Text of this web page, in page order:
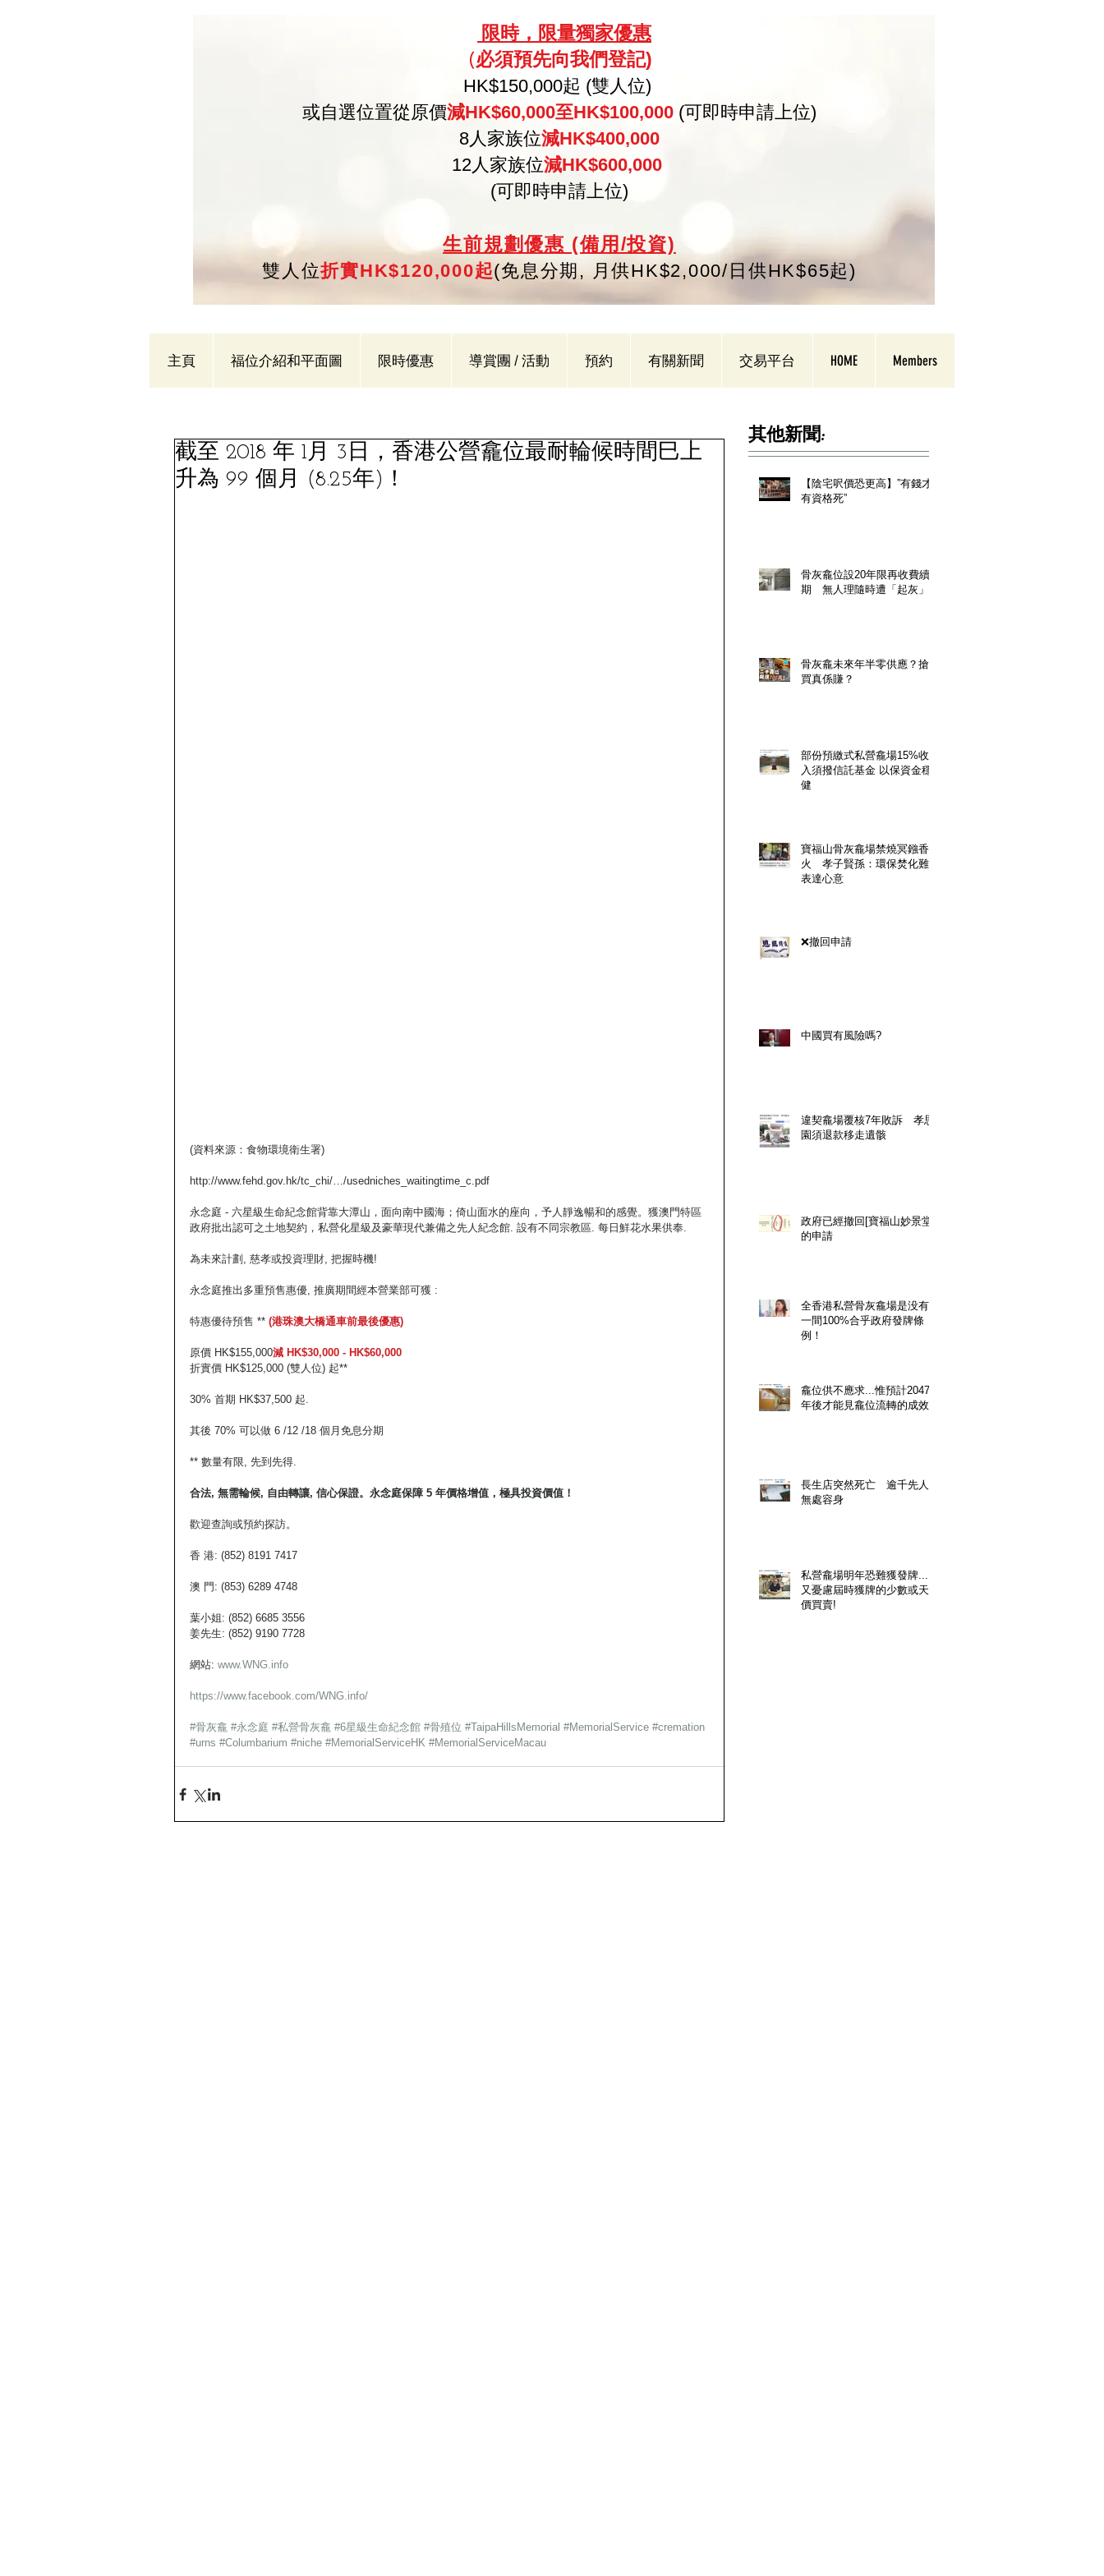
限時，限量獨家優惠
(必須預先向我們登記)
HK$150,000起 (雙人位)
或自選位置從原價減HK$60,000至HK$100,000 (可即時申請上位)
8人家族位減HK$400,000
12人家族位減HK$600,000
(可即時申請上位)
生前規劃優惠 (備用/投資)
雙人位折實HK$120,000起(免息分期, 月供HK$2,000/日供HK$65起)
主頁 福位介紹和平面圖 限時優惠 導賞團 / 活動 預約 有關新聞 交易平台 HOME Members
截至 2018 年 1月 3日，香港公營龕位最耐輪候時間巳上
升為 99 個月 (8.25年)！
(資料來源：食物環境衛生署)
http://www.fehd.gov.hk/tc_chi/…/usedniches_waitingtime_c.pdf
永念庭 - 六星級生命紀念館背靠大潭山，面向南中國海；倚山面水的座向，予人靜逸暢和的感覺。獲澳門特區
政府批出認可之土地契約，私營化星級及豪華現代兼備之先人紀念館. 設有不同宗教區. 每日鮮花水果供奉.
為未來計劃, 慈孝或投資理財, 把握時機!
永念庭推出多重預售惠優, 推廣期間經本營業部可獲 :
特惠優待預售 ** (港珠澳大橋通車前最後優惠)
原價 HK$155,000減 HK$30,000 - HK$60,000
折實價 HK$125,000 (雙人位) 起**
30% 首期 HK$37,500 起.
其後 70% 可以做 6 /12 /18 個月免息分期
** 數量有限, 先到先得.
合法, 無需輪候, 自由轉讓, 信心保證。永念庭保障 5 年價格增值，極具投資價值！
歡迎查詢或預約探訪。
香 港: (852) 8191 7417
澳 門: (853) 6289 4748
葉小姐: (852) 6685 3556
姜先生: (852) 9190 7728
網站: www.WNG.info
https://www.facebook.com/WNG.info/
#骨灰龕 #永念庭 #私營骨灰龕 #6星級生命紀念館 #骨殖位 #TaipaHillsMemorial #MemorialService #cremation
#urns #Columbarium #niche #MemorialServiceHK #MemorialServiceMacau
其他新聞:
【陰宅呎價恐更高】”有錢才
有資格死”
骨灰龕位設20年限再收費續
期 無人理隨時遭「起灰」
骨灰龕未來年半零供應？搶
買真係賺？
部份預繳式私營龕場15%收
入須撥信託基金 以保資金穩
健
寶福山骨灰龕場禁燒冥鏹香
火 孝子賢孫：環保焚化難
表達心意
❌撤回申請
中國買有風險嗎?
違契龕場覆核7年敗訴 孝思
園須退款移走遺骸
政府已經撤回[寶福山妙景堂]
的申請
全香港私營骨灰龕場是没有
一間100%合乎政府發牌條
例！
龕位供不應求...惟預計2047
年後才能見龕位流轉的成效!
長生店突然死亡 逾千先人
無處容身
私營龕場明年恐難獲發牌....
又憂慮屆時獲牌的少數或天
價買賣!